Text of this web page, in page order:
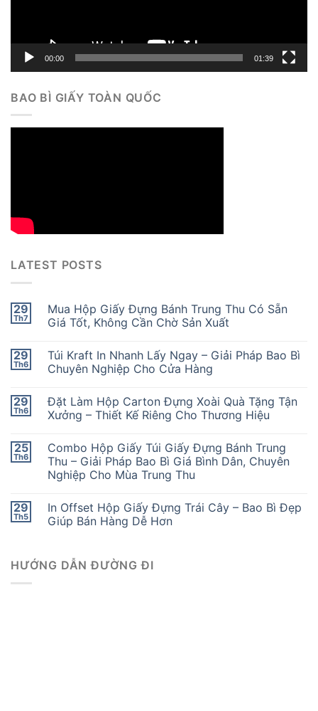
00:00 01:39
BAO BÌ GIẤY TOÀN QUỐC
LATEST POSTS
29
Th7
Mua Hộp Giấy Đựng Bánh Trung Thu Có Sẵn
Giá Tốt, Không Cần Chờ Sản Xuất
29
Th6
Túi Kraft In Nhanh Lấy Ngay – Giải Pháp Bao Bì
Chuyên Nghiệp Cho Cửa Hàng
29
Th6
Đặt Làm Hộp Carton Đựng Xoài Quà Tặng Tận
Xưởng – Thiết Kế Riêng Cho Thương Hiệu
25
Th6
Combo Hộp Giấy Túi Giấy Đựng Bánh Trung
Thu – Giải Pháp Bao Bì Giá Bình Dân, Chuyên
Nghiệp Cho Mùa Trung Thu
29
Th5
In Offset Hộp Giấy Đựng Trái Cây – Bao Bì Đẹp
Giúp Bán Hàng Dễ Hơn
HƯỚNG DẪN ĐƯỜNG ĐI